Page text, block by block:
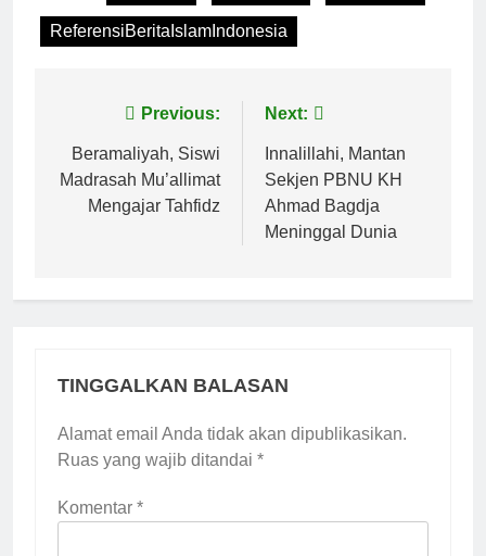
ReferensiBeritaIslamIndonesia
Navigasi
pos
Previous:
Beramaliyah, Siswi
Madrasah Mu’allimat
Mengajar Tahfidz
Next:
Innalillahi, Mantan
Sekjen PBNU KH
Ahmad Bagdja
Meninggal Dunia
TINGGALKAN BALASAN
Alamat email Anda tidak akan dipublikasikan.
Ruas yang wajib ditandai *
Komentar *